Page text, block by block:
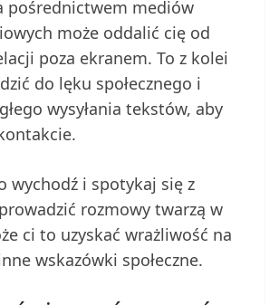
pośrednictwem mediów
może oddalić cię od
poza ekranem. To z kolei
do lęku społecznego i
wysyłania tekstów, aby
wychodź i spotykaj się z
rozmowy twarzą w
ci to uzyskać wrażliwość na
wskazówki społeczne.